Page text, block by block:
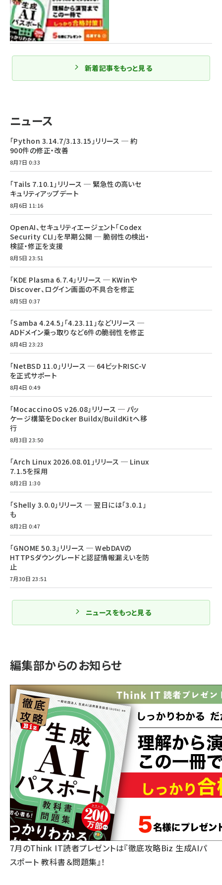
新着記事をもっと見る
ニュース
「Python 3.14.7/3.13.15」リリース ─ 約
900件の修正・改善
8月7日 0:33
「Tails 7.10.1」リリース ─ 緊急性の高いセ
キュリティアップデート
8月6日 11:16
OpenAI、セキュリティエージェント「Codex
Security CLI」を早期公開 ─ 脆弱性の検出・
検証・修正を支援
8月5日 23:51
「KDE Plasma 6.7.4」リリース ─ KWinや
Discover、ログイン画面の不具合を修正
8月5日 0:37
「Samba 4.24.5」「4.23.11」などリリース ─
ADドメイン乗っ取りなど6件の脆弱性を修正
8月4日 23:23
「NetBSD 11.0」リリース ─ 64ビットRISC-V
を正式サポート
8月4日 0:49
「MocaccinoOS v26.08」リリース ─ パッ
ケージ構築をDocker Buildx/BuildKitへ移
行
8月3日 23:50
「Arch Linux 2026.08.01」リリース ─ Linux
7.1.5を採用
8月2日 1:30
「Shelly 3.0.0」リリース ─ 翌日には「3.0.1」
も
8月2日 0:47
「GNOME 50.3」リリース ─ WebDAVの
HTTPSダウングレードと認証情報漏えいを防
止
7月30日 23:51
ニュースをもっと見る
編集部からのお知らせ
7月のThink IT読者プレゼントは『徹底攻略Biz 生成AIパ
スポート 教科書＆問題集』！